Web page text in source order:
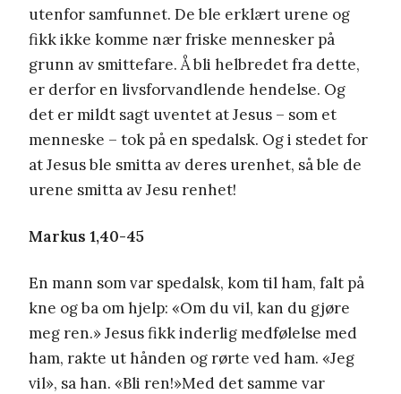
utenfor samfunnet. De ble erklært urene og
fikk ikke komme nær friske mennesker på
grunn av smittefare. Å bli helbredet fra dette,
er derfor en livsforvandlende hendelse. Og
det er mildt sagt uventet at Jesus – som et
menneske – tok på en spedalsk. Og i stedet for
at Jesus ble smitta av deres urenhet, så ble de
urene smitta av Jesu renhet!
Markus 1,40-45
En mann som var spedalsk, kom til ham, falt på
kne og ba om hjelp: «Om du vil, kan du gjøre
meg ren.» Jesus fikk inderlig medfølelse med
ham, rakte ut hånden og rørte ved ham. «Jeg
vil», sa han. «Bli ren!»Med det samme var